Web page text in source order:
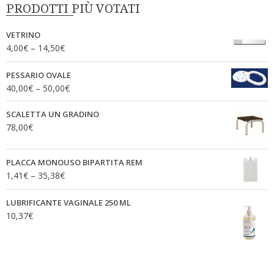
PRODOTTI PIÙ VOTATI
VETRINO
4,00€ – 14,50€
PESSARIO OVALE
40,00€ – 50,00€
SCALETTA UN GRADINO
78,00€
PLACCA MONOUSO BIPARTITA REM
1,41€ – 35,38€
LUBRIFICANTE VAGINALE 250 ML
10,37€